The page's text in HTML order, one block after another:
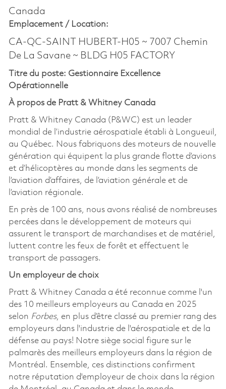
Canada
Emplacement / Location:
CA-QC-SAINT HUBERT-H05 ~ 7007 Chemin
De La Savane ~ BLDG H05 FACTORY
Titre du poste: Gestionnaire Excellence
Opérationnelle
À propos de Pratt & Whitney Canada
Pratt & Whitney Canada (P&WC) est un leader
mondial de l’industrie aérospatiale établi à Longueuil,
au Québec. Nous fabriquons des moteurs de nouvelle
génération qui équipent la plus grande flotte d’avions
et d’hélicoptères au monde dans les segments de
l’aviation d’affaires, de l’aviation générale et de
l’aviation régionale.
En près de 100 ans, nous avons réalisé de nombreuses
percées dans le développement de moteurs qui
assurent le transport de marchandises et de matériel,
luttent contre les feux de forêt et effectuent le
transport de passagers.
Un employeur de choix
Pratt & Whitney Canada a été reconnue comme l'un
des 10 meilleurs employeurs au Canada en 2025
selon Forbes, en plus d’être classé au premier rang des
employeurs dans l'industrie de l'aérospatiale et de la
défense au pays! Notre siège social figure sur le
palmarès des meilleurs employeurs dans la région de
Montréal. Ensemble, ces distinctions confirment
notre réputation d'employeur de choix dans la région